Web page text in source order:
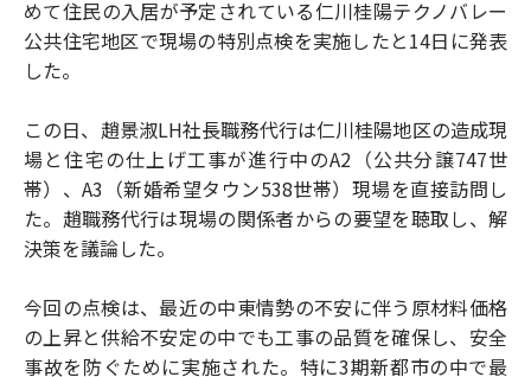
めて住民の入居が予定されている仁川桂陽テクノバレー
公共住宅地区で現場の特別点検を実施したと14日に発表
した。
この日、趙景淑LH社長職務代行は仁川桂陽地区の造成現
場と住宅の仕上げ工事が進行中のA2（公共分譲747世
帯）、A3（新婚希望タウン538世帯）現場を直接訪問し
た。趙職務代行は現場の関係者からの要望を聴取し、解
決策を議論した。
今回の点検は、最近の中東情勢の不安に伴う原材料価格
の上昇と供給不安定の中でも工事の品質を確保し、安全
事故を防ぐために実施された。特に3期新都市の中で最